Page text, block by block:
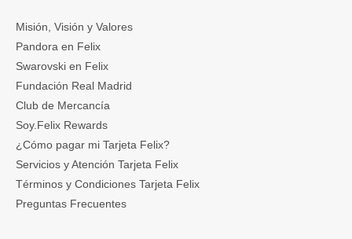
Misión, Visión y Valores
Pandora en Felix
Swarovski en Felix
Fundación Real Madrid
Club de Mercancía
Soy.Felix Rewards
¿Cómo pagar mi Tarjeta Felix?
Servicios y Atención Tarjeta Felix
Términos y Condiciones Tarjeta Felix
Preguntas Frecuentes